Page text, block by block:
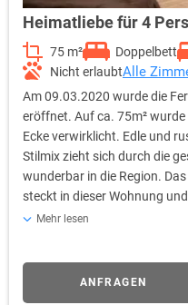
Heimatliebe für 4
75 m² Doppelbett
Nicht erlaubtAlle
Am 09.03.2020 wurde die
eröffnet. Auf ca. 75m²
Ecke verwirklicht. Edle und
Stilmix zieht sich durch die
wunderbar in die Region.
steckt in dieser Wohnung
besonders. Insgesamt 4
Mehr lesen
ANFRAGEN